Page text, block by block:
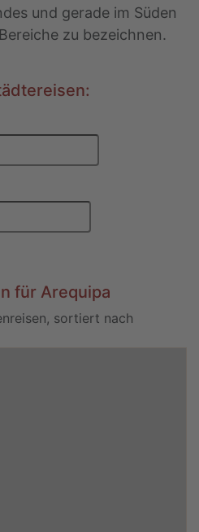
und gerade im Süden
zu bezeichnen.
für Arequipa
sortiert nach